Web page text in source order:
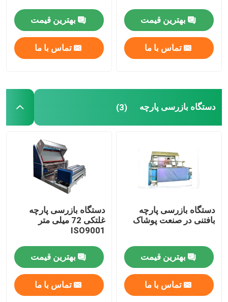
بهترین قیمت
تماس با ما
بهترین قیمت
تماس با ما
دستگاه بازرسی پارچه (3)
دستگاه بازرسی پارچه
بافتنی در صنعت پوشاک
بهترین قیمت
تماس با ما
دستگاه بازرسی پارچه
غلتکی 72 میلی متر
ISO9001
بهترین قیمت
تماس با ما